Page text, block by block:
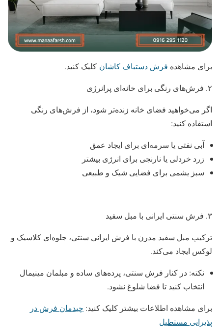
برای مشاهده فرش دستباف کاشان کلیک کنید.
۲. فرش‌های رنگی برای خانه‌ای پرانرژی
اگر می‌خواهید فضای خانه زنده‌تر شود، از فرش‌های رنگی
استفاده کنید:
آبی نفتی یا سرمه‌ای برای ایجاد عمق
زرد خردلی یا نارنجی برای انرژی بیشتر
سبز یشمی برای فضایی شیک و طبیعی
۳. فرش سنتی ایرانی با مبل سفید
ترکیب مبل سفید مدرن با فرش ایرانی سنتی، جلوه‌ای کلاسیک و
لوکس ایجاد می‌کند.
نکته: در کنار فرش سنتی، پرده‌های ساده و مبلمان مینیمال
انتخاب کنید تا فضا شلوغ نشود.
برای مشاهده اطلاعات بیشتر کلیک کنید: چیدمان فرش در
پذیرایی مستطیل